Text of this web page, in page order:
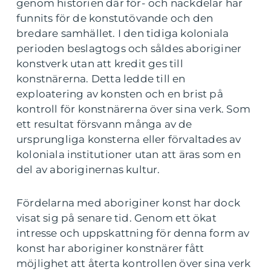
genom historien där för- och nackdelar har
funnits för de konstutövande och den
bredare samhället. I den tidiga koloniala
perioden beslagtogs och såldes aboriginer
konstverk utan att kredit ges till
konstnärerna. Detta ledde till en
exploatering av konsten och en brist på
kontroll för konstnärerna över sina verk. Som
ett resultat försvann många av de
ursprungliga konsterna eller förvaltades av
koloniala institutioner utan att äras som en
del av aboriginernas kultur.
Fördelarna med aboriginer konst har dock
visat sig på senare tid. Genom ett ökat
intresse och uppskattning för denna form av
konst har aboriginer konstnärer fått
möjlighet att återta kontrollen över sina verk